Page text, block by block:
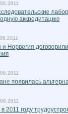
аккредитацию
и Норвегия
появилась
2011 году